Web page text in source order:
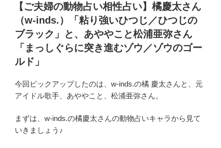
日:【ご夫婦の動物占い相性占い】橘慶太さん
（w-inds.）「粘り強いひつじ／ひつじの
ブラック」と、あややこと松浦亜弥さん
「まっしぐらに突き進むゾウ／ゾウのゴー
ルド」
今回ピックアップしたのは、w-inds.の橘 慶太さんと、元
アイドル歌手、あややこと、松浦亜弥さん。
まずは、w-inds.の橘慶太さんの動物占いキャラから見て
いきましょう♪